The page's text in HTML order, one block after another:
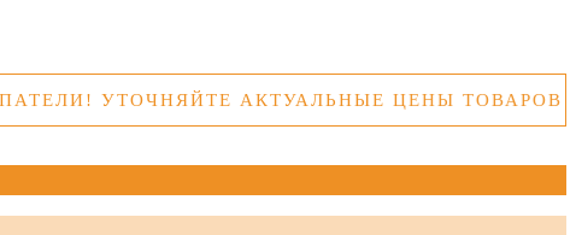
УТОЧНЯЙТЕ АКТУАЛЬНЫЕ ЦЕНЫ ТОВАРОВ